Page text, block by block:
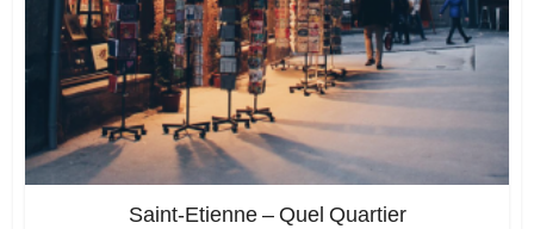
Saint-Etienne – Quel Quartier